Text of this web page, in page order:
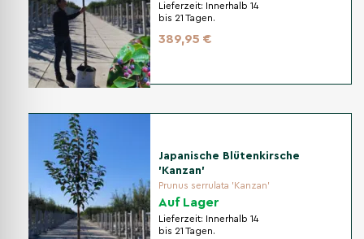
Lieferzeit:
Innerhalb 14
bis 21 Tagen.
389,95 €
Japanische Blütenkirsche
'Kanzan'
Prunus serrulata 'Kanzan'
Auf Lager
Lieferzeit:
Innerhalb 14
bis 21 Tagen.